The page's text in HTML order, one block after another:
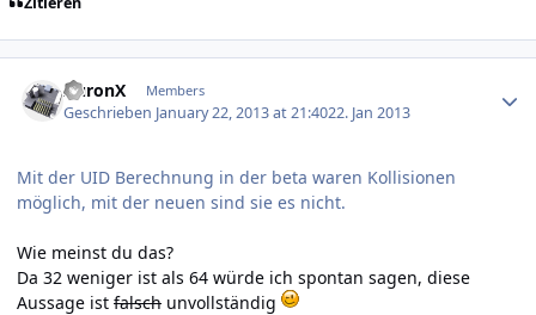
AuronX Members
Geschrieben January 22, 2013 at 21:4022. Jan 2013
Mit der UID Berechnung in der beta waren Kollisionen
möglich, mit der neuen sind sie es nicht.
Wie meinst du das?
Da 32 weniger ist als 64 würde ich spontan sagen, diese
Aussage ist falsch unvollständig